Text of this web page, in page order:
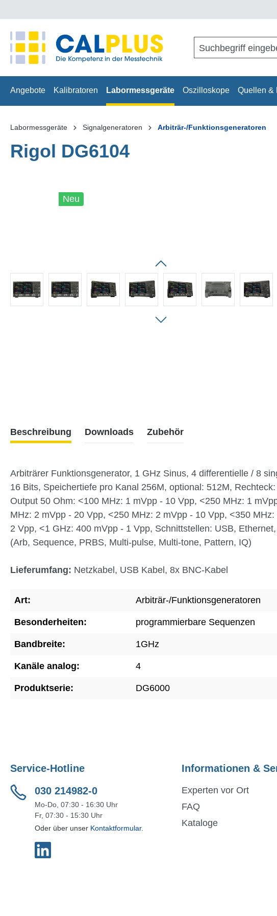
Angebote Kalibratoren Labormessgeräte Oszilloskope Quellen &
Labormessgeräte Signalgeneratoren Arbiträr-/Funktionsgeneratoren
Rigol DG6104
Neu
Beschreibung Downloads Zubehör
Arbiträrer Funktionsgenerator, 1 GHz Sinus, 4 differentielle / 8
16 Bits, Speichertiefe pro Kanal 256M, optional: 512M,
Output 50 Ohm: <100 MHz: 1 mVpp - 10 Vpp, <250 MHz: 1
MHz: 2 mVpp - 20 Vpp, <250 MHz: 2 mVpp - 10 Vpp, <350
2 Vpp, <1 GHz: 400 mVpp - 1 Vpp, Schnittstellen: USB,
(Arb, Sequence, PRBS, Multi-pulse, Multi-tone, Pattern, IQ)
Lieferumfang: Netzkabel, USB Kabel, 8x BNC-Kabel
Art: Arbiträr-/Funktionsgeneratoren
Besonderheiten: programmierbare Sequenzen
Bandbreite: 1GHz
Kanäle analog: 4
Produktserie: DG6000
Service-Hotline
030 214982-0
Mo-Do, 07:30 - 16:30 Uhr
Fr, 07:30 - 15:30 Uhr
Oder über unser Kontaktformular.
Informationen &
Experten vor Ort
FAQ
Kataloge